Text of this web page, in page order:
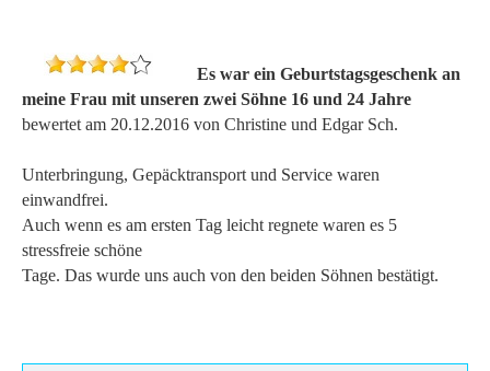
Es war ein Geburtstagsgeschenk an
meine Frau mit unseren zwei Söhne 16 und 24 Jahre
bewertet am 20.12.2016 von Christine und Edgar Sch.
Unterbringung, Gepäcktransport und Service waren
einwandfrei.
Auch wenn es am ersten Tag leicht regnete waren es 5
stressfreie schöne
Tage. Das wurde uns auch von den beiden Söhnen bestätigt.